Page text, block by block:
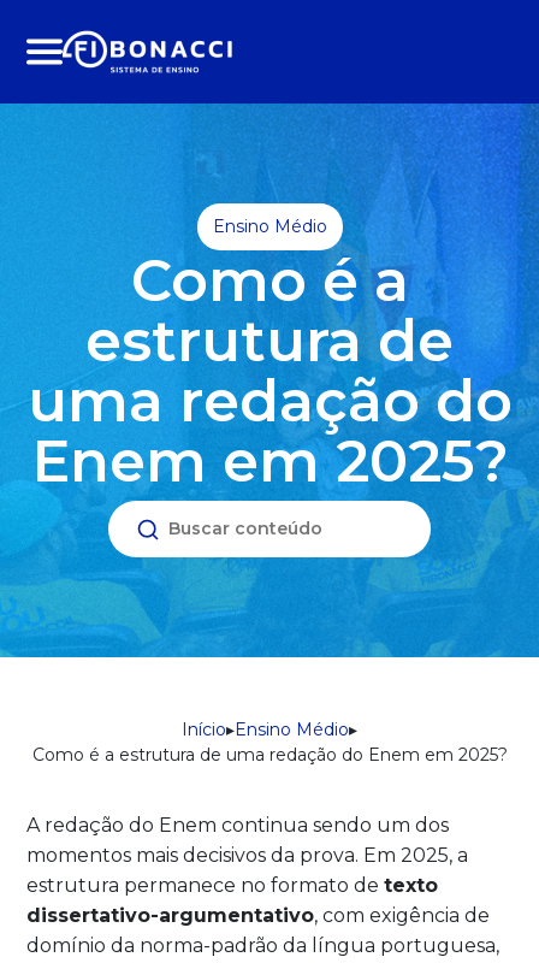
Menu
Ensino Médio
Como é a
estrutura de
uma redação do
Enem em 2025?
Início▸Ensino Médio▸
Como é a estrutura de uma redação do Enem em 2025?
A redação do Enem continua sendo um dos
momentos mais decisivos da prova. Em 2025, a
estrutura permanece no formato detexto
dissertativo-argumentativo, com exigência de
domínio da norma-padrão da língua portuguesa,